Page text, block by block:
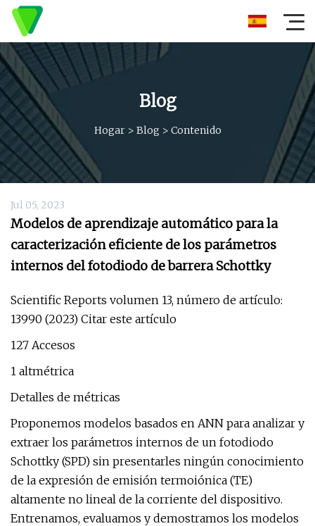
Blog
Hogar> Blog > Contenido
Jul 05, 2023
Modelos de aprendizaje automático para la
caracterización eficiente de los parámetros
internos del fotodiodo de barrera Schottky
Scientific Reports volumen 13, número de artículo:
13990 (2023) Citar este artículo
127 Accesos
1 altmétrica
Detalles de métricas
Proponemos modelos basados ​​en ANN para analizar y
extraer los parámetros internos de un fotodiodo
Schottky (SPD) sin presentarles ningún conocimiento
de la expresión de emisión termoiónica (TE)
altamente no lineal de la corriente del dispositivo.
Entrenamos, evaluamos y demostramos los modelos